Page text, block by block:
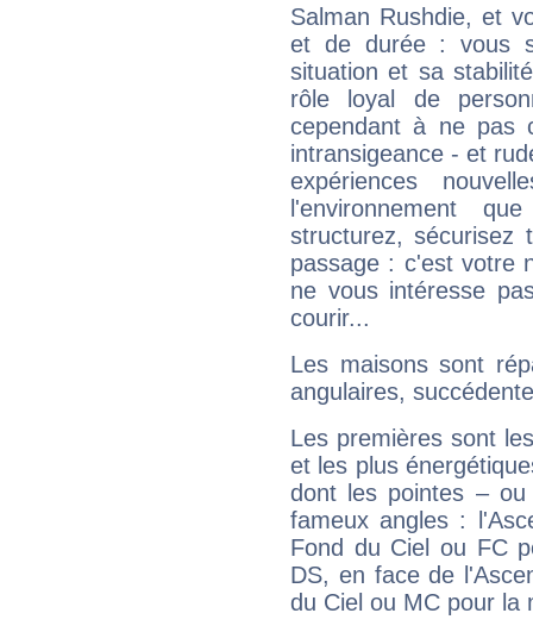
Salman Rushdie, et
et de durée : vous
situation et sa
rôle loyal de
cependant à ne pas
intransigeance - et
expériences
l'environnement
structurez, sécurisez
passage : c'est votre
ne vous intéresse
courir...
Les maisons sont
angulaires,
Les premières sont
et les plus
dont les pointes –
fameux angles :
Fond du Ciel ou FC
DS, en face de
du Ciel ou MC pour la